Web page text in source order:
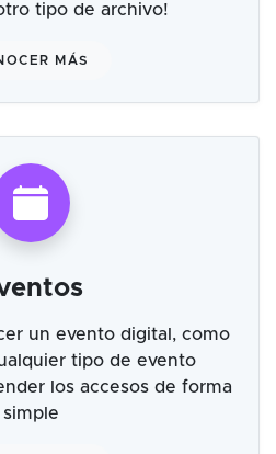
tipo de archivo!
MÁS
un evento digital, como
tipo de evento
los accesos de forma
simple